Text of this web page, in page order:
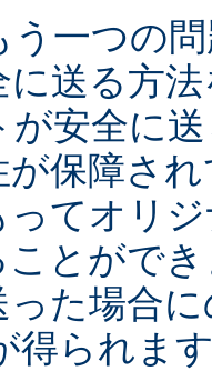
う一つの
に送る方
が安全に
が保障さ
ってオリ
とがで
った場合
得られま